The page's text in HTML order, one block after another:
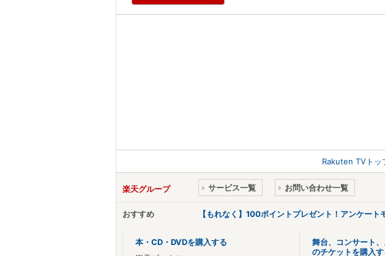
Rakuten TVトッ
楽天グループ サービス一覧 お問い合わせ一覧
おすすめ 【もれなく】100ポイントプレゼント！アンケー
本・CD・DVDを購入する
舞台、コンサート
のチケットを購入す